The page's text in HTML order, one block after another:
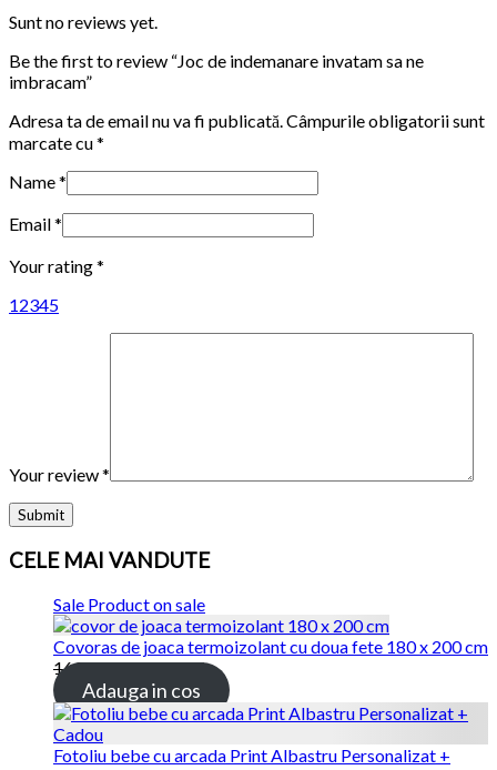
Sunt no reviews yet.
Be the first to review “Joc de indemanare invatam sa ne
imbracam”
Adresa ta de email nu va fi publicată.Câmpurile obligatorii sunt
marcate cu*
Name*
Email*
Your rating*
12345
Your review*
CELE MAI VANDUTE
Sale Product on sale
Covoras de joaca termoizolant cu doua fete 180 x 200 cm
169.00 lei115.00 lei
Adauga in cos
Fotoliu bebe cu arcada Print Albastru Personalizat +